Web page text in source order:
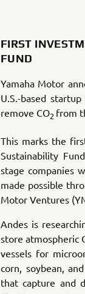
FIRST
FUND
Yamaha Motor
U.S.-based
remove CO2 from
This marks the
Sustainability
stage companies
made possible
Motor Ventures
Andes is
store atmospheric
vessels for
corn, soybean,
that capture and